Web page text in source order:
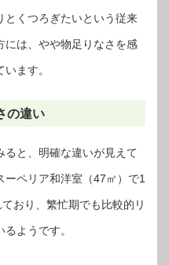
とくつろぎたいという従来
には、やや物足りなさを感
ます。
の違い
ると、明確な違いが見えて
ーペリア和洋室（47㎡）で1
おり、繁忙期でも比較的リ
ようです。